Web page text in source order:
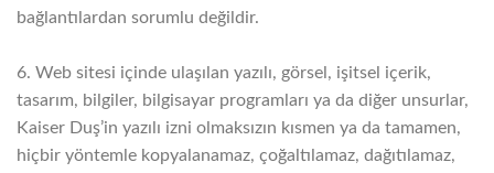
bağlantılardan sorumlu değildir.
6. Web sitesi içinde ulaşılan yazılı, görsel, işitsel içerik,
tasarım, bilgiler, bilgisayar programları ya da diğer unsurlar,
Kaiser Duş’in yazılı izni olmaksızın kısmen ya da tamamen,
hiçbir yöntemle kopyalanamaz, çoğaltılamaz, dağıtılamaz,